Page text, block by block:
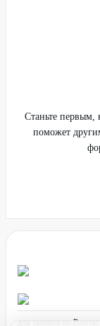
Станьте первым,
поможет
для звонков по России